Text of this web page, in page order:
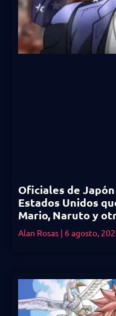
Oficiales de
Estados Unidos
Mario, Naruto y
Alan Rosas 6 agosto,